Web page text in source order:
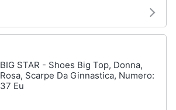
BIG STAR - Shoes Big Top, Donna,
Rosa, Scarpe Da Ginnastica, Numero:
37 Eu